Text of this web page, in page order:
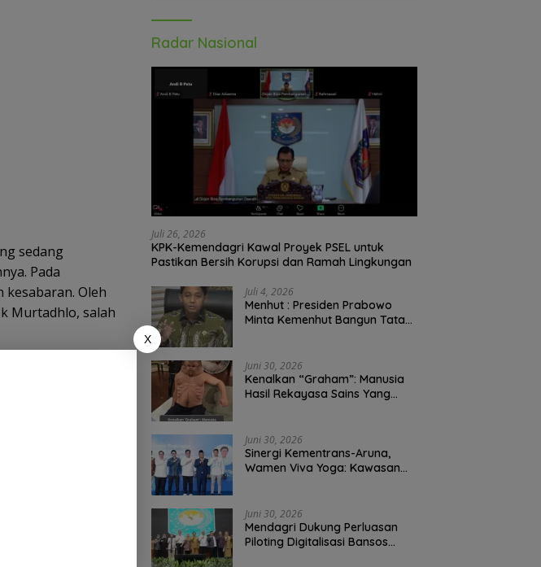
sedang
Pada
Oleh
Murtadhlo, salah
Selain Athok,
antara dosen
pendapatnya
seorang
Tata
Radar Nasional
Juli 26, 2026
KPK-Kemendagri Kawal Proyek PSEL untuk
Pastikan Bersih Korupsi dan Ramah Lingkungan
Juli 4, 2026
Menhut : Presiden Prabowo
Minta Kemenhut Bangun Tata
Juni 30, 2026
Kenalkan “Graham”: Manusia
Hasil Rekayasa Sains Yang
Juni 30, 2026
Sinergi Kementrans-Aruna,
Wamen Viva Yoga: Kawasan
Juni 30, 2026
Mendagri Dukung Perluasan
Piloting Digitalisasi Bansos
X